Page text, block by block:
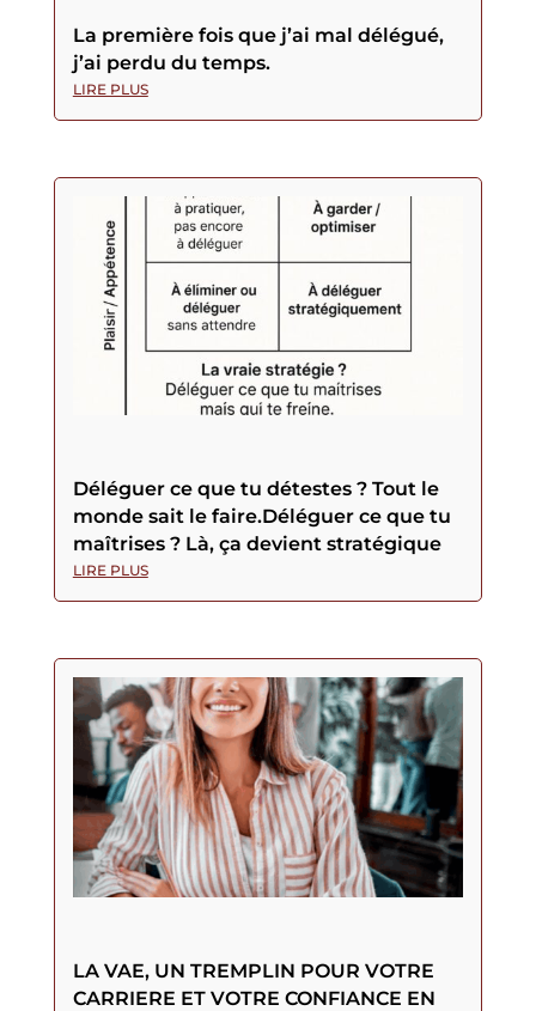
La première fois que j’ai mal délégué,
j’ai perdu du temps.
LIRE PLUS
Déléguer ce que tu détestes ? Tout le
monde sait le faire.Déléguer ce que tu
maîtrises ? Là, ça devient stratégique
LIRE PLUS
LA VAE, UN TREMPLIN POUR VOTRE
CARRIERE ET VOTRE CONFIANCE EN